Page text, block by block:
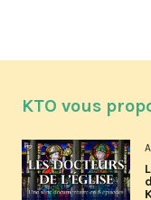
KTO vous